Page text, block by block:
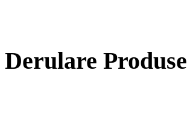
Derulare Produse